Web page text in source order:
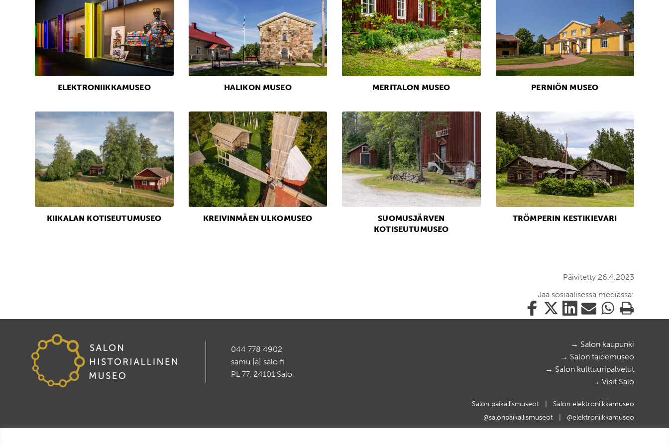
ELEKTRONIIKKAMUSEO HALIKON MUSEO MERITALON MUSEO PERNIÖN MUSEO
KIIKALAN KOTISEUTUMUSEO KREIVINMÄEN ULKOMUSEO
SUOMUSJÄRVEN
KOTISEUTUMUSEO
TRÖMPERIN KESTIKIEVARI
Päivitetty 26.4.2023
Jaa sosiaalisessa mediassa:
Jaa
tämä
Jaa
tämä
Jaa
tämä
Jaa
tämä
Jaa
tämä
Tulosta
tämä
044 778 4902
samu [a] salo.fi
PL 77, 24101 Salo
→ Salon kaupunki
→ Salon taidemuseo
→ Salon kulttuuripalvelut
→ Visit Salo
Salon paikallismuseot
Salon elektroniikkamuseo
@salonpaikallismuseot
@elektroniikkamuseo